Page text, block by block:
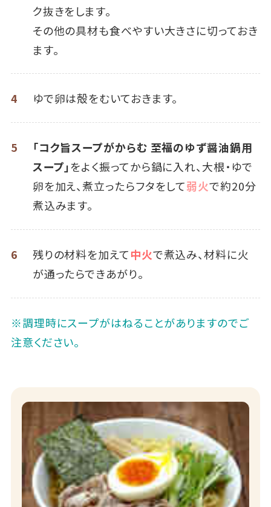
ク抜きをします。
その他の具材も食べやすい大きさに切っておき
ます。
4 ゆで卵は殻をむいておきます。
5
「コク旨スープがからむ 至福のゆず醤油鍋用
スープ」をよく振ってから鍋に入れ、大根・ゆで
卵を加え、煮立ったらフタをして弱火で約20分
煮込みます。
6 残りの材料を加えて中火で煮込み、材料に火
が通ったらできあがり。
※調理時にスープがはねることがありますのでご
注意ください。